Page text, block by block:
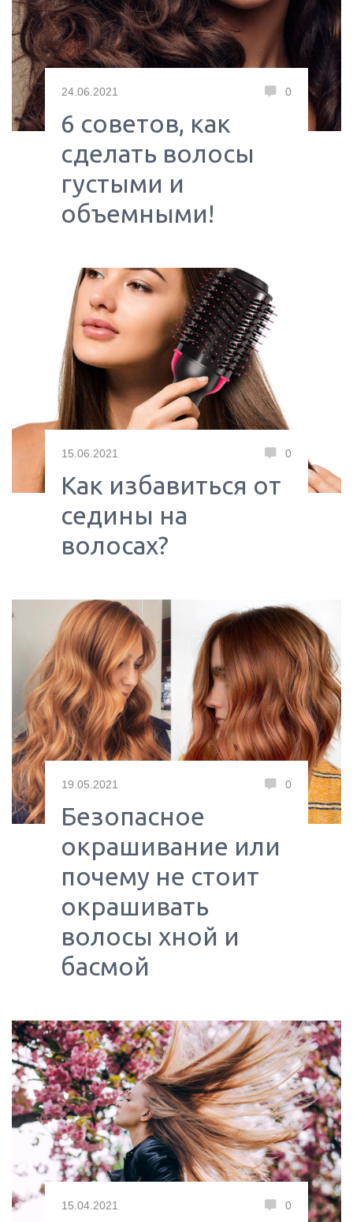
24.06.2021 0
6 советов, как
сделать волосы
густыми и
объемными!
15.06.2021 0
Как избавиться от
седины на
волосах?
19.05.2021 0
Безопасное
окрашивание или
почему не стоит
окрашивать
волосы хной и
басмой
15.04.2021 0